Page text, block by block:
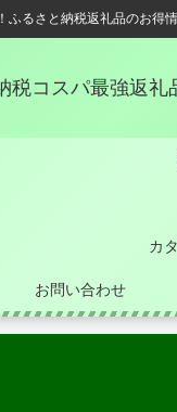
ふるさと納税返礼品のお得
税コスパ最強返礼
カ
お問い合わせ